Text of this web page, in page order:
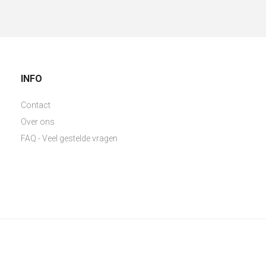
INFO
Contact
Over ons
FAQ - Veel gestelde vragen